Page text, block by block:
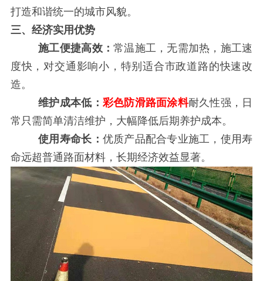
打造和谐统一的城市风貌。
三、经济实用优势
施工便捷高效：常温施工，无需加热，施工速
度快，对交通影响小，特别适合市政道路的快速改
造。
维护成本低： 彩色防滑路面涂料耐久性强，日
常只需简单清洁维护，大幅降低后期养护成本。
使用寿命长： 优质产品配合专业施工，使用寿
命远超普通路面材料，长期经济效益显著。